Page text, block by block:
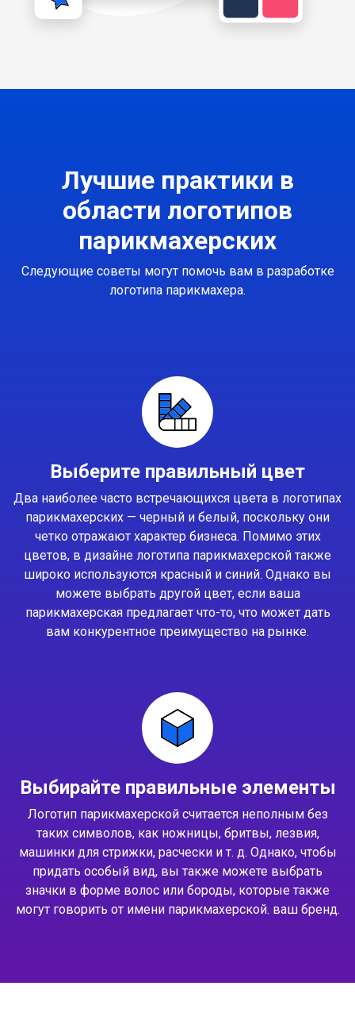
Лучшие практики в
области логотипов
парикмахерских
Следующие советы могут помочь вам в разработке
логотипа парикмахера.
Выберите правильный цвет
Два наиболее часто встречающихся цвета в логотипах
парикмахерских — черный и белый, поскольку они
четко отражают характер бизнеса. Помимо этих
цветов, в дизайне логотипа парикмахерской также
широко используются красный и синий. Однако вы
можете выбрать другой цвет, если ваша
парикмахерская предлагает что-то, что может дать
вам конкурентное преимущество на рынке.
Выбирайте правильные элементы
Логотип парикмахерской считается неполным без
таких символов, как ножницы, бритвы, лезвия,
машинки для стрижки, расчески и т. д. Однако, чтобы
придать особый вид, вы также можете выбрать
значки в форме волос или бороды, которые также
могут говорить от имени парикмахерской. ваш бренд.